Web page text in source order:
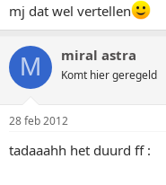
mj dat wel vertellen
M miral astra
Komt hier geregeld
28 feb 2012
tadaaahh het duurd ff :